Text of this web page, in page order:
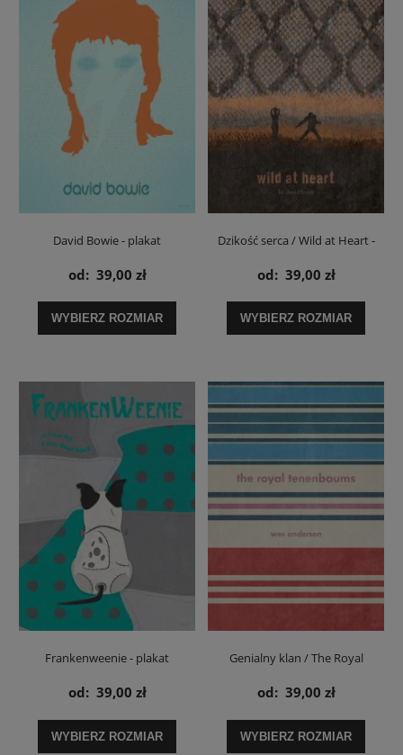
David Bowie - plakat
od: 39,00 zł
WYBIERZ ROZMIAR
Dzikość serca / Wild at Heart -
plakat
od: 39,00 zł
WYBIERZ ROZMIAR
Frankenweenie - plakat
od: 39,00 zł
WYBIERZ ROZMIAR
Genialny klan / The Royal
Tenenbaums - plakat
od: 39,00 zł
WYBIERZ ROZMIAR